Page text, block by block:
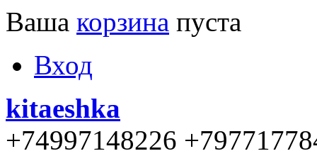
Ваша корзина пуста
Вход
kitaeshka
+74997148226